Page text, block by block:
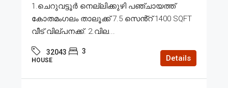
1.ചെറുവട്ടൂർ നെല്ലിക്കുഴി പഞ്ചായത്ത്
കോതമംഗലം താലൂക്ക് 7.5 സെൻ്റ് 1400 SQFT
വീട് വില്പനക്ക്. 2.വില...
32043 3
HOUSE Details